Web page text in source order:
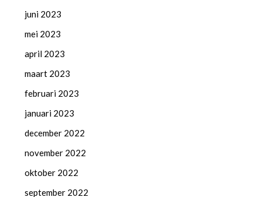
juni 2023
mei 2023
april 2023
maart 2023
februari 2023
januari 2023
december 2022
november 2022
oktober 2022
september 2022